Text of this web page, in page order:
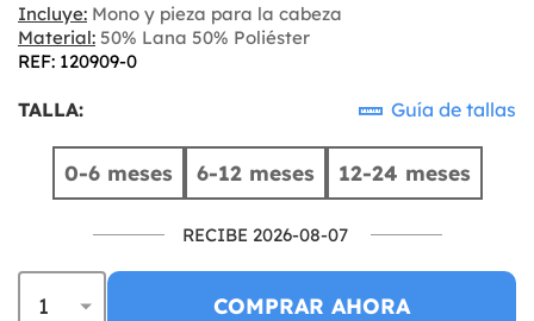
Incluye: Mono y pieza para la cabeza
Material: 50% Lana 50% Poliéster
REF: 120909-0
TALLA: Guía de tallas
0-6 meses 6-12 meses 12-24 meses
RECIBE 2026-08-07
COMPRAR AHORA